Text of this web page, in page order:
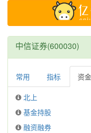
中信证券(600030)
常用 指标 资金
北上
基金持股
融资融券